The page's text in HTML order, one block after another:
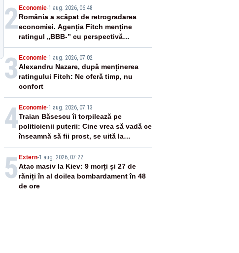
2Economie-1 aug. 2026, 06:48
România a scăpat de retrogradarea
economiei. Agenția Fitch menține
ratingul „BBB-” cu perspectivă
negativă
3 Economie-1 aug. 2026, 07:02
Alexandru Nazare, după menținerea
ratingului Fitch: Ne oferă timp, nu
confort
4Economie-1 aug. 2026, 07:13
Traian Băsescu îi torpilează pe
politicienii puterii: Cine vrea să vadă ce
înseamnă să fii prost, se uită la
România
5 Extern-1 aug. 2026, 07:22
Atac masiv la Kiev: 9 morți și 27 de
răniți în al doilea bombardament în 48
de ore